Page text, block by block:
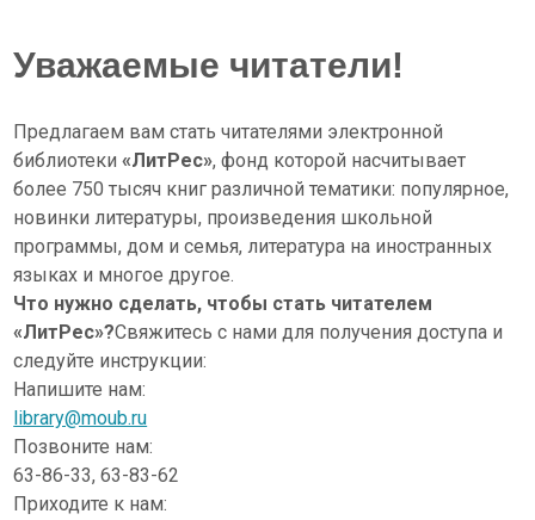
Уважаемые читатели!
Предлагаем вам стать читателями электронной
библиотеки«ЛитРес», фонд которой насчитывает
более 750 тысяч книг различной тематики: популярное,
новинки литературы, произведения школьной
программы, дом и семья, литература на иностранных
языках и многое другое.
Что нужно сделать, чтобы стать читателем
«ЛитРес»?Свяжитесь с нами для получения доступа и
следуйте инструкции:
Напишите нам:
library@moub.ru
Позвоните нам:
63-86-33, 63-83-62
Приходите к нам: